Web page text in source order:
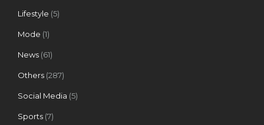
Lifestyle (5)
Mode (1)
News (61)
Others (287)
Social Media (5)
Sports (7)